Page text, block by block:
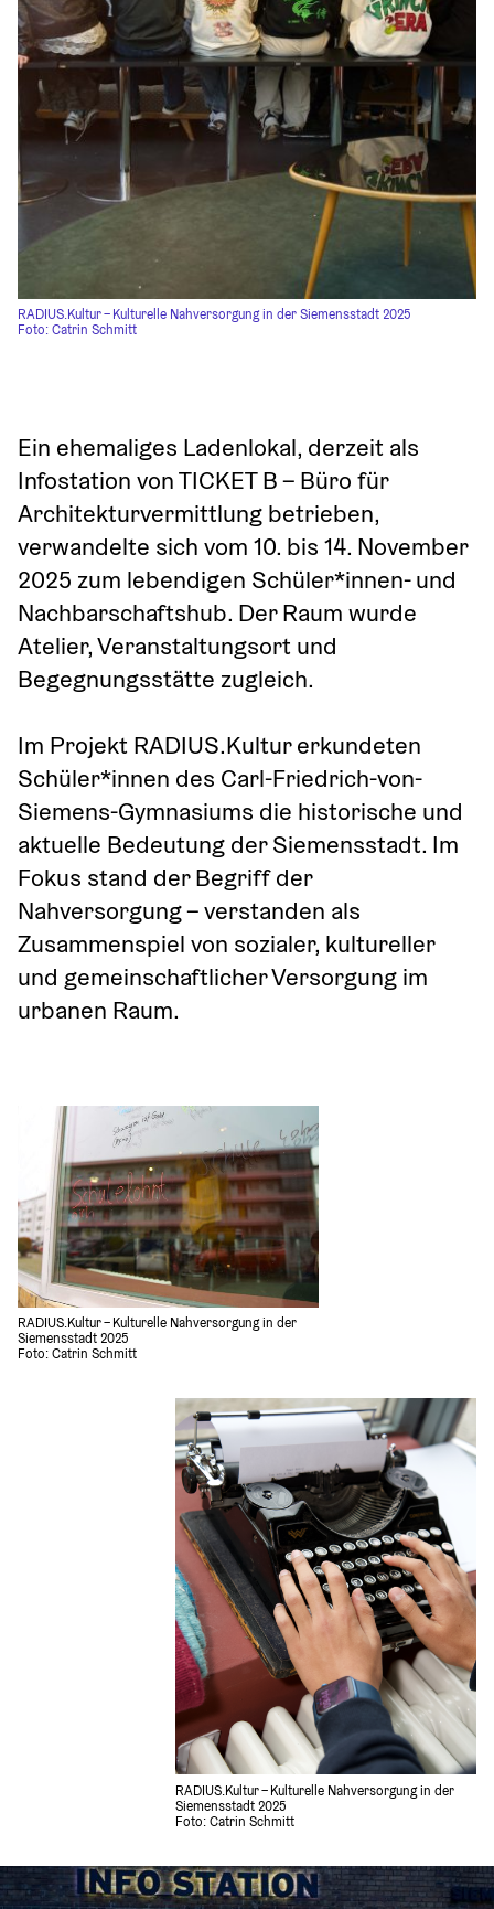
RADIUS.Kultur – Kulturelle Nahversorgung in der Siemensstadt 2025
Foto: Catrin Schmitt
Ein ehemaliges Ladenlokal, derzeit als
Infostation von TICKET B – Büro für
Architekturvermittlung betrieben,
verwandelte sich vom 10. bis 14. November
2025 zum lebendigen Schüler*innen- und
Nachbarschaftshub. Der Raum wurde
Atelier, Veranstaltungsort und
Begegnungsstätte zugleich.
Im Projekt RADIUS.Kultur erkundeten
Schüler*innen des Carl-Friedrich-von-
Siemens-Gymnasiums die historische und
aktuelle Bedeutung der Siemensstadt. Im
Fokus stand der Begriff der
Nahversorgung – verstanden als
Zusammenspiel von sozialer, kultureller
und gemeinschaftlicher Versorgung im
urbanen Raum.
RADIUS.Kultur – Kulturelle Nahversorgung in der
Siemensstadt 2025
Foto: Catrin Schmitt
RADIUS.Kultur – Kulturelle Nahversorgung in der
Siemensstadt 2025
Foto: Catrin Schmitt